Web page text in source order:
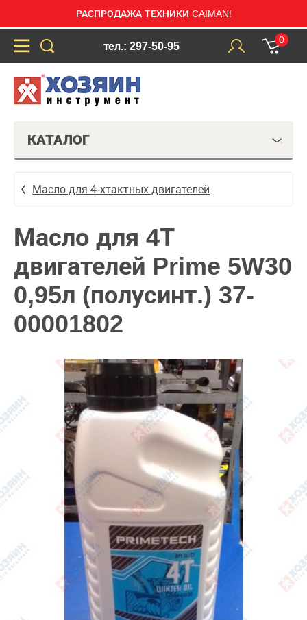
РАСПРОДАЖА ТЕХНИКИ CAIMAN!
тел.: 297-50-95
0
КАТАЛОГ
Масло для 4-хтактных двигателей
Масло для 4Т
двигателей Prime 5W30
0,95л (полусинт.) 37-
00001802